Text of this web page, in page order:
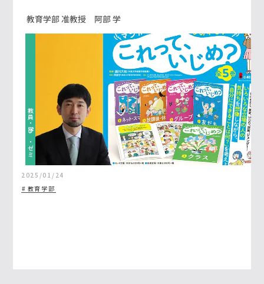
教育学部 准教授 阿部 学
教員・学び・ゼミ
2025/01/24
教育学部